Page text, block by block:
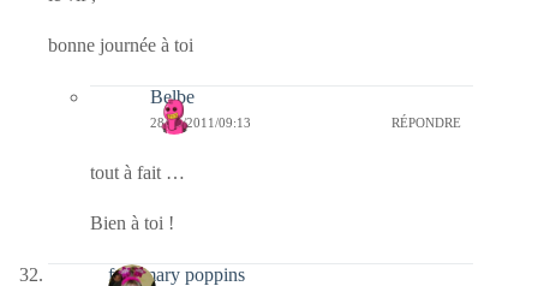
bonne journée à toi
Belbe
28/01/2011/09:13 RÉPONDRE
tout à fait …
Bien à toi !
fabymary poppins